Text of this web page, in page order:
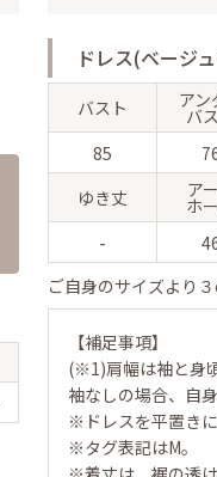
ドレス(ベージ
バスト アン
バ
85
ゆき丈
ア
ホ
-
ご自身のサイズより
【補足事項】
(※1)肩幅は袖と身
袖なしの場合、自
※ドレスを平置きに
※タグ表記はM。